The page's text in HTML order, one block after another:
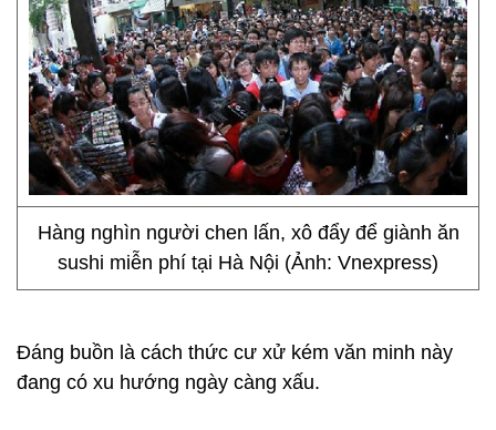
Hàng nghìn người chen lấn, xô đẩy để giành ăn
sushi miễn phí tại Hà Nội (Ảnh: Vnexpress)
Đáng buồn là cách thức cư xử kém văn minh này
đang có xu hướng ngày càng xấu.